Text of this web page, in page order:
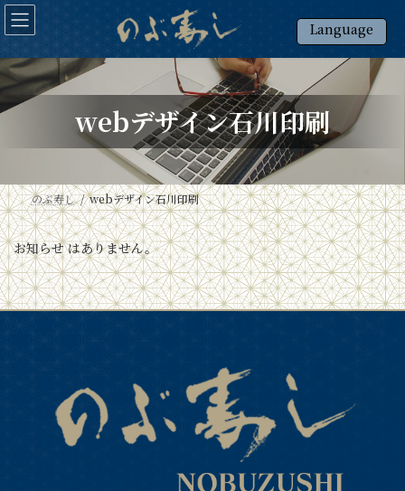
コ
ン
テ
ン
ツ
へ
ス
ナ
ビ
ゲ
ー
シ
ョ
ン
Language
日本語
English
webデザイン石川印刷
のぶ寿し webデザイン石川印刷
お知らせ はありません。